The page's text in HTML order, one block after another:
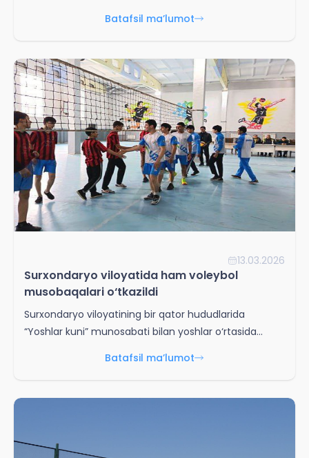
Batafsil ma’lumot
13.03.2026
Surxondaryo viloyatida ham voleybol
musobaqalari o‘tkazildi
Surxondaryo viloyatining bir qator hududlarida
“Yoshlar kuni” munosabati bilan yoshlar o‘rtasida
hamda ichki ishlar organlari rahbarlariga biriktirilgan
boshlig‘i, podpolkovnik Sh.A. Narmuratov ochib berdi.
Batafsil ma’lumot